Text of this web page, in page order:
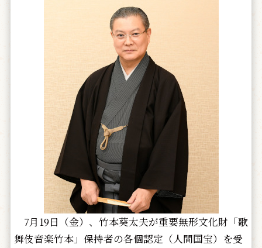
7月19日（金）、竹本葵太夫が重要無形文化財「歌
舞伎音楽竹本」保持者の各個認定（人間国宝）を受